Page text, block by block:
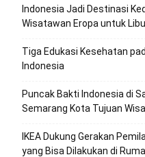
Indonesia Jadi Destinasi
Wisatawan Eropa untuk
Tiga Edukasi Kesehatan
Indonesia
Puncak Bakti Indonesia di
Semarang Kota Tujuan
IKEA Dukung Gerakan
yang Bisa Dilakukan di